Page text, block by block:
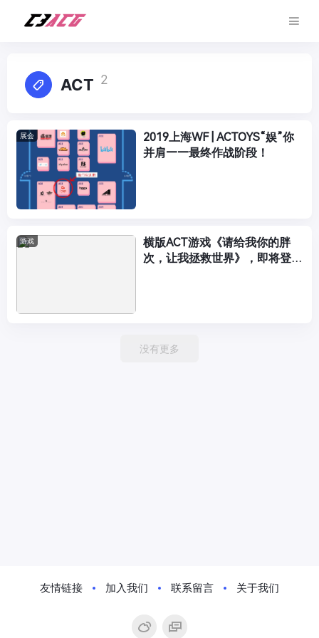
ACT 2
展会
2019上海WF | ACTOYS“娱”你
并肩——最终作战阶段！
游戏
横版ACT游戏《请给我你的胖
次，让我拯救世界》，即将登录
没有更多
友情链接 加入我们 联系留言 关于我们